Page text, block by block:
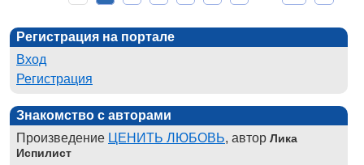
Регистрация на портале
Вход
Регистрация
Знакомство с авторами
Произведение ЦЕНИТЬ ЛЮБОВЬ, автор Лика
Испилист